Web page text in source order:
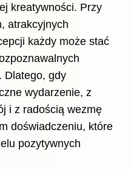
kreatywności. Przy
atrakcyjnych
każdy może stać
Dlatego, gdy
wydarzenie, z
i z radością wezmę
doświadczeniu, które
pozytywnych